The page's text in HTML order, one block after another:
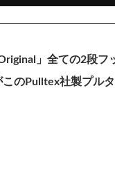
」全ての2段フ
このPulltex社製プル